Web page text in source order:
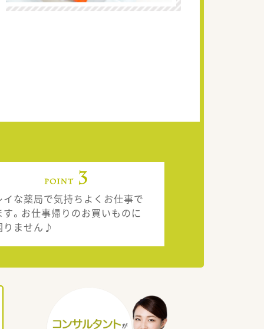
イな薬局で気持ちよくお仕事で
す。お仕事帰りのお買いものに
りません♪